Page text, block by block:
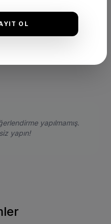
yapılmamış.
yapın!
OL